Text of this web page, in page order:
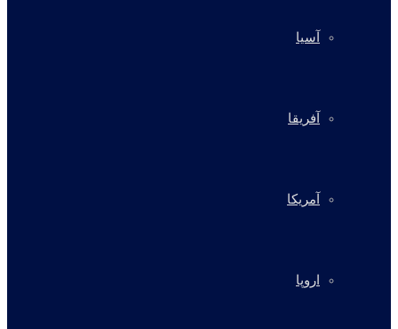
آسیا
آفریقا
آمریکا
اروپا